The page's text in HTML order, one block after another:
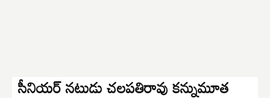
సీనియర్ నటుడు చలపతిరావు కన్నుమూత